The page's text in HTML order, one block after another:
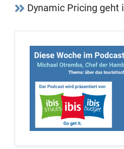
Dynamic Pricing geht